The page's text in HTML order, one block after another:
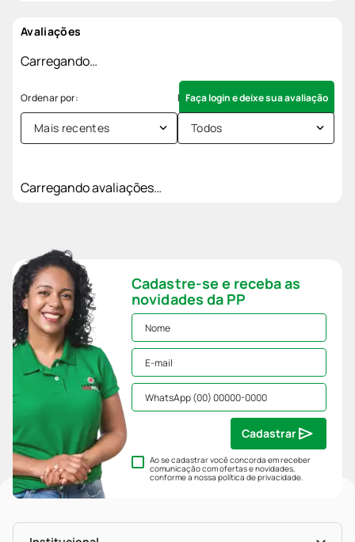
Avaliações
Carregando…
Faça login e deixe sua avaliação
Mais recentes Todos
Carregando avaliações…
Cadastre-se e receba as
novidades da PP
Ao se cadastrar você concorda em receber
comunicação com ofertas e novidades,
conforme a nossapolítica de privacidade.
Cadastrar